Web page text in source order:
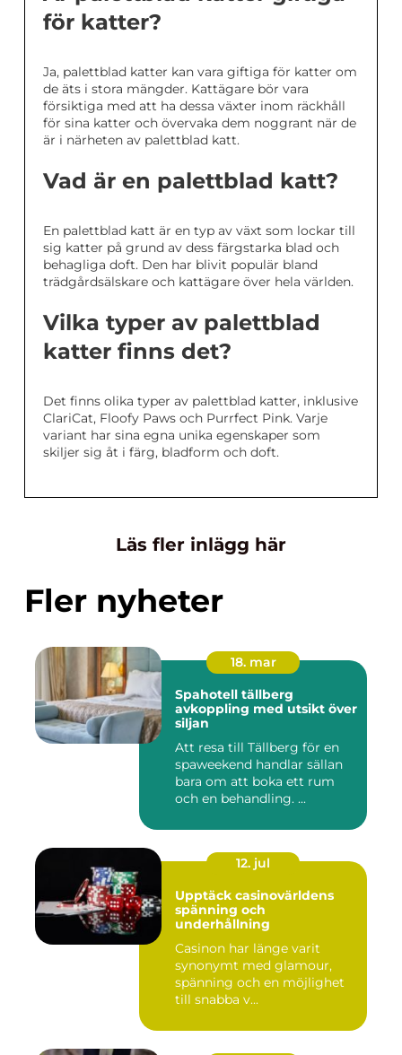
för katter?
Ja, palettblad katter kan vara giftiga för katter om
de äts i stora mängder. Kattägare bör vara
försiktiga med att ha dessa växter inom räckhåll
för sina katter och övervaka dem noggrant när de
är i närheten av palettblad katt.
Vad är en palettblad katt?
En palettblad katt är en typ av växt som lockar till
sig katter på grund av dess färgstarka blad och
behagliga doft. Den har blivit populär bland
trädgårdsälskare och kattägare över hela världen.
Vilka typer av palettblad
katter finns det?
Det finns olika typer av palettblad katter, inklusive
ClariCat, Floofy Paws och Purrfect Pink. Varje
variant har sina egna unika egenskaper som
skiljer sig åt i färg, bladform och doft.
Läs fler inlägg här
Fler nyheter
18. mar
Spahotell tällberg
avkoppling med utsikt över
siljan
Att resa till Tällberg för en
spaweekend handlar sällan
bara om att boka ett rum
och en behandling. ...
12. jul
Upptäck casinovärldens
spänning och
underhållning
Casinon har länge varit
synonymt med glamour,
spänning och en möjlighet
till snabba v...